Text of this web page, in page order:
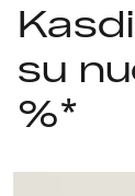
su
%*